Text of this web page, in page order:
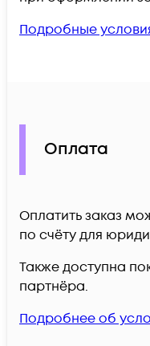
Подробные
Оплата
Оплатить заказ
по счёту для
Также доступна
партнёра.
Подробнее об